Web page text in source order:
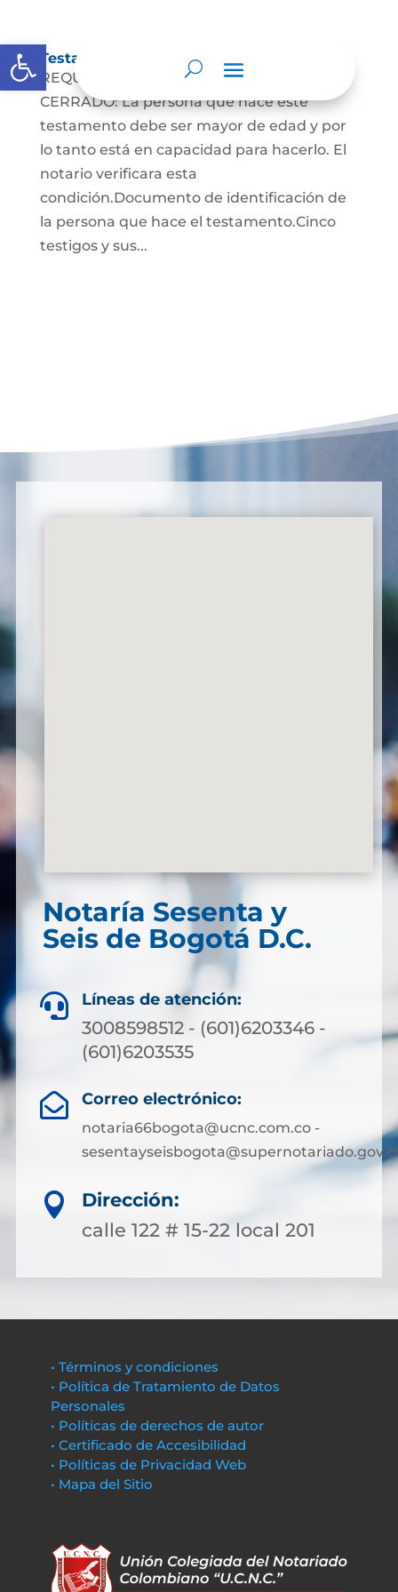
Abrir barra de herramientas
Testamento Cerrado
REQUISITOS PARA EL TESTAMENTO
CERRADO: La persona que hace este
testamento debe ser mayor de edad y por
lo tanto está en capacidad para hacerlo. El
notario verificara esta
condición.Documento de identificación de
la persona que hace el testamento.Cinco
testigos y sus...
Notaría Sesenta y
Seis de Bogotá D.C.
 Líneas de atención:
3008598512 - (601)6203346 -
(601)6203535
 Correo electrónico:
notaria66bogota@ucnc.com.co -

Dirección:
calle 122 # 15-22 local 201
• Términos y condiciones
• Política de Tratamiento de Datos
Personales
• Políticas de derechos de autor
• Certificado de Accesibilidad
• Políticas de Privacidad Web
• Mapa del Sitio